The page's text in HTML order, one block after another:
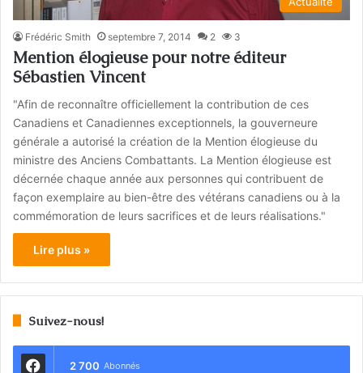
Frédéric Smith septembre 7, 2014 2 3
Mention élogieuse pour notre éditeur
Sébastien Vincent
"Afin de reconnaître officiellement la contribution de ces
Canadiens et Canadiennes exceptionnels, la gouverneure
générale a autorisé la création de la Mention élogieuse du
ministre des Anciens Combattants. La Mention élogieuse est
décernée chaque année aux personnes qui contribuent de
façon exemplaire au bien-être des vétérans canadiens ou à la
commémoration de leurs sacrifices et de leurs réalisations."
Lire plus »
Suivez-nous!
2 700 Abonnés